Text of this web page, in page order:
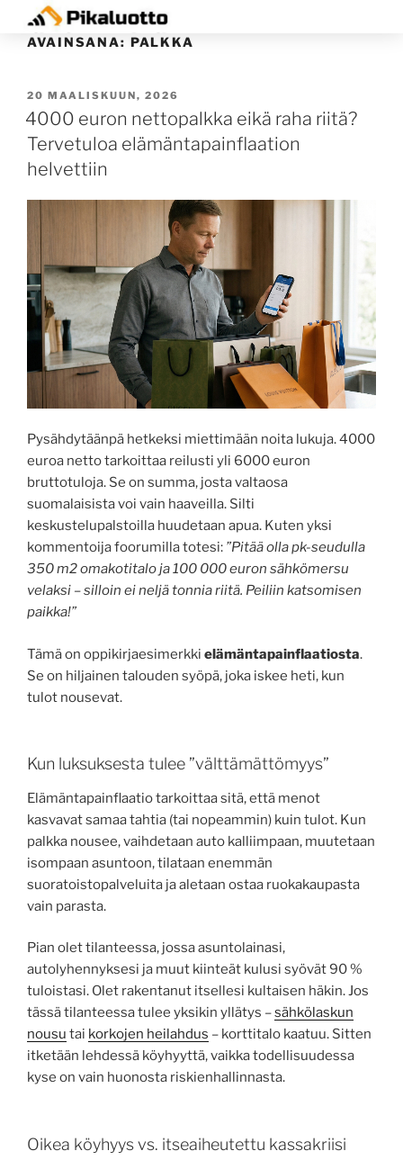
AVAINSANA: PALKKA
20 MAALISKUUN, 2026
4000 euron nettopalkka eikä raha riitä?
Tervetuloa elämäntapainflaation
helvettiin
Pysähdytäänpä hetkeksi miettimään noita lukuja. 4000
euroa netto tarkoittaa reilusti yli 6000 euron
bruttotuloja. Se on summa, josta valtaosa
suomalaisista voi vain haaveilla. Silti
keskustelupalstoilla huudetaan apua. Kuten yksi
kommentoija foorumilla totesi: ”Pitää olla pk-seudulla
350 m2 omakotitalo ja 100 000 euron sähkömersu
velaksi – silloin ei neljä tonnia riitä. Peiliin katsomisen
paikka!”
Tämä on oppikirjaesimerkki elämäntapainflaatiosta.
Se on hiljainen talouden syöpä, joka iskee heti, kun
tulot nousevat.
Kun luksuksesta tulee ”välttämättömyys”
Elämäntapainflaatio tarkoittaa sitä, että menot
kasvavat samaa tahtia (tai nopeammin) kuin tulot. Kun
palkka nousee, vaihdetaan auto kalliimpaan, muutetaan
isompaan asuntoon, tilataan enemmän
suoratoistopalveluita ja aletaan ostaa ruokakaupasta
vain parasta.
Pian olet tilanteessa, jossa asuntolainasi,
autolyhennyksesi ja muut kiinteät kulusi syövät 90 %
tuloistasi. Olet rakentanut itsellesi kultaisen häkin. Jos
tässä tilanteessa tulee yksikin yllätys –sähkölaskun
nousu tai korkojen heilahdus – korttitalo kaatuu. Sitten
itketään lehdessä köyhyyttä, vaikka todellisuudessa
kyse on vain huonosta riskienhallinnasta.
Oikea köyhyys vs. itseaiheutettu kassakriisi